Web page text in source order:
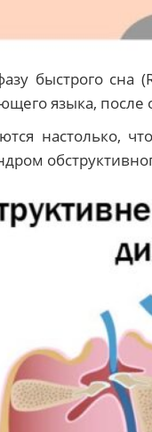
быстрого сна
языка,
настолько,